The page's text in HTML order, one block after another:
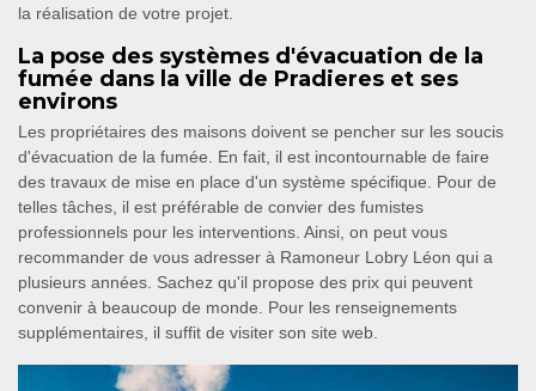
la réalisation de votre projet.
La pose des systèmes d'évacuation de la
fumée dans la ville de Pradieres et ses
environs
Les propriétaires des maisons doivent se pencher sur les soucis
d'évacuation de la fumée. En fait, il est incontournable de faire
des travaux de mise en place d'un système spécifique. Pour de
telles tâches, il est préférable de convier des fumistes
professionnels pour les interventions. Ainsi, on peut vous
recommander de vous adresser à Ramoneur Lobry Léon qui a
plusieurs années. Sachez qu'il propose des prix qui peuvent
convenir à beaucoup de monde. Pour les renseignements
supplémentaires, il suffit de visiter son site web.